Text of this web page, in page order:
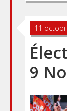
11
9